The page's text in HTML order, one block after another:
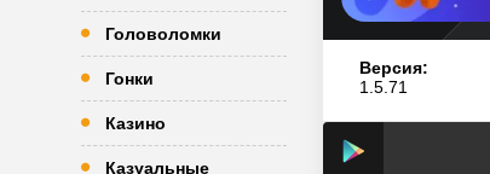
Головоломки
Гонки
Казино
Казуальные
Версия:
1.5.71